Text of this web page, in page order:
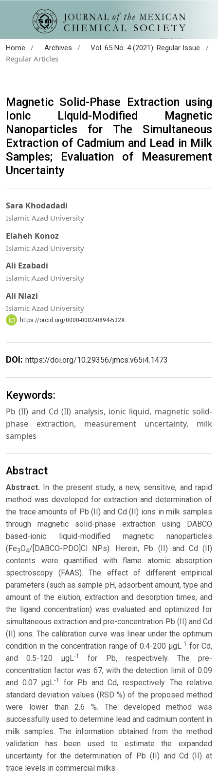
Home / Archives / Vol. 65 No. 4 (2021): Regular Issue
/
Regular Articles
Magnetic Solid-Phase Extraction using
Ionic Liquid-Modified Magnetic
Nanoparticles for The Simultaneous
Extraction of Cadmium and Lead in Milk
Samples; Evaluation of Measurement
Uncertainty
Sara Khodadadi
Islamic Azad University
Elaheh Konoz
Islamic Azad University
Ali Ezabadi
Islamic Azad University
Ali Niazi
Islamic Azad University
https://orcid.org/0000-0002-0894-532X
DOI: https://doi.org/10.29356/jmcs.v65i4.1473
Keywords:
Pb (II) and Cd (II) analysis, ionic liquid, magnetic solid-
phase extraction, measurement uncertainty, milk
samples
Abstract
Abstract.
In the present study, a new, sensitive, and rapid
method was developed for extraction and determination of
the trace amounts of Pb (II) and Cd (II) ions in milk samples
through magnetic solid-phase extraction using DABCO
based-ionic liquid-modified magnetic nanoparticles
(Fe3O4/[DABCO-PDO]Cl NPs). Herein, Pb (II) and Cd (II)
contents were quantified with flame atomic absorption
spectroscopy (FAAS). The effect of different empirical
parameters (such as sample pH, adsorbent amount, type and
amount of the elution, extraction and desorption times, and
the ligand concentration) was evaluated and optimized for
simultaneous extraction and pre-concentration Pb (II) and Cd
(II) ions. The calibration curve was linear under the optimum
condition in the concentration range of 0.4-200 µgL-1 for Cd,
and 0.5-120 µgL-1
for Pb, respectively. The pre-
concentration factor was 67, with the detection limit of 0.09
and 0.07 µgL-1
for Pb and Cd, respectively. The relative
standard deviation values (RSD %) of the proposed method
were lower than 2.6 %. The developed method was
successfully used to determine lead and cadmium content in
milk samples. The information obtained from the method
validation has been used to estimate the expanded
uncertainty for the determination of Pb (II) and Cd (II) at
trace levels in commercial milks.